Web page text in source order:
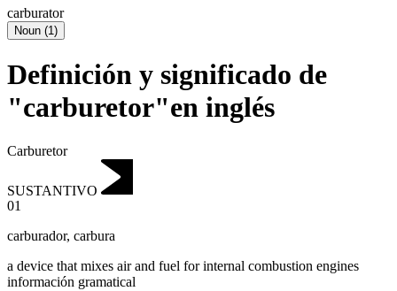
carburator
Noun (1)
Definición y significado de
"carburetor"en inglés
Carburetor
SUSTANTIVO
01
carburador, carbura
a device that mixes air and fuel for internal combustion engines
información gramatical